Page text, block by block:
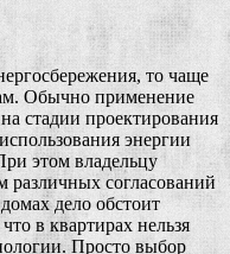
то чаще
Обычно применение
стадии проектирования
энергии
этом владельцу
различных согласований
дело обстоит
в квартирах нельзя
Просто выбор